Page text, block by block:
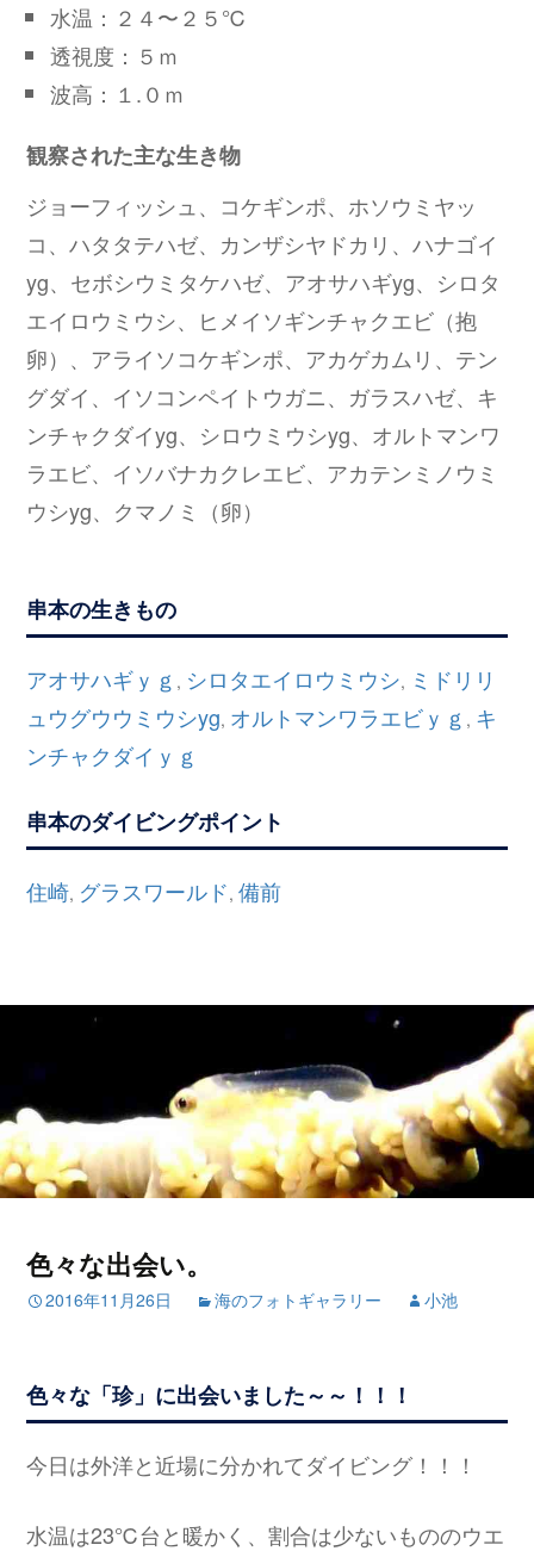
水温：２４〜２５℃
透視度：５ｍ
波高：１.０ｍ
観察された主な生き物
ジョーフィッシュ、コケギンポ、ホソウミヤッ
コ、ハタタテハゼ、カンザシヤドカリ、ハナゴイ
yg、セボシウミタケハゼ、アオサハギyg、シロタ
エイロウミウシ、ヒメイソギンチャクエビ（抱
卵）、アライソコケギンポ、アカゲカムリ、テン
グダイ、イソコンペイトウガニ、ガラスハゼ、キ
ンチャクダイyg、シロウミウシyg、オルトマンワ
ラエビ、イソバナカクレエビ、アカテンミノウミ
ウシyg、クマノミ（卵）
串本の生きもの
アオサハギｙｇ , シロタエイロウミウシ, ミドリリ
ュウグウウミウシyg, オルトマンワラエビｙｇ , キ
ンチャクダイｙｇ
串本のダイビングポイント
住崎, グラスワールド,備前
色々な出会い。
2016年11月26日 海のフォトギャラリー 小池
色々な「珍」に出会いました～～！！！
今日は外洋と近場に分かれてダイビング！！！
水温は23℃台と暖かく、割合は少ないもののウエ